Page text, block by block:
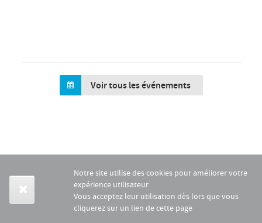
Voir tous les événements
Notre site utilise des cookies pour améliorer votre
expérience utilisateur
Vous acceptez leur utilisation dès lors que vous
cliquerez sur un lien de cette page